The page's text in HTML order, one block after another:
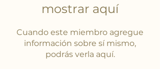
mostrar aquí
Cuando este miembro agregue
información sobre sí mismo,
podrás verla aquí.